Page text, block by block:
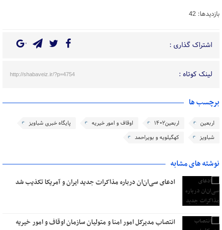
بازدیدها: 42
اشتراک گذاری :
لینک کوتاه : http://shabaveiz.ir/?p=4754
برچسب ها
اربعین اربعین۱۴٠۲ اوقاف و امور خیریه
پایگاه خبری شباویز
شباویز
کهگیلویه و بویراحمد
نوشته های مشابه
ادعای سی‌ان‌ان درباره مذاکرات جدید ایران و آمریکا تکذیب شد
انتصاب مدیرکل امور امنا و متولیان سازمان اوقاف و امور خیریه